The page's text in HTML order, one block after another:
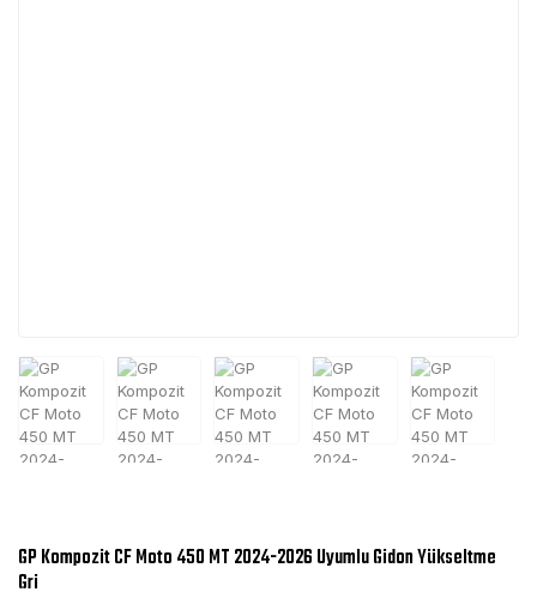
GP Kompozit CF Moto 450 MT 2024-2026 Uyumlu Gidon Yükseltme
Gri